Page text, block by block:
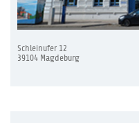
Schleinufer 12
39104 Magdeburg